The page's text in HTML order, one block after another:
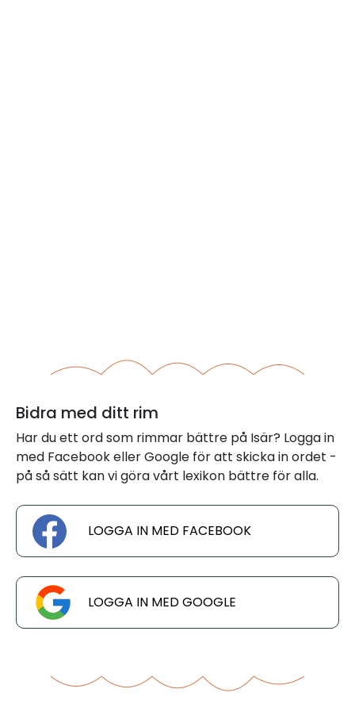
Bidra med ditt rim
Har du ett ord som rimmar bättre på Isär? Logga in
med Facebook eller Google för att skicka in ordet -
på så sätt kan vi göra vårt lexikon bättre för alla.
LOGGA IN MED FACEBOOK
LOGGA IN MED GOOGLE